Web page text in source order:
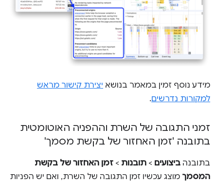
מידע נוסף זמין במאמר בנושא יצירת קישור מראש
למקורות נדרשים.
זמני התגובה של השרת וההפניה האוטומטית
בתובנה 'זמן האחזור של בקשת מסמך'
בתובנה ביצועים > תובנות > זמן האחזור של בקשת
המסמך מוצג עכשיו זמן התגובה של השרת, ואם יש הפניות